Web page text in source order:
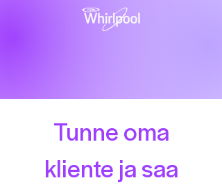
Tunne oma
kliente ja saa